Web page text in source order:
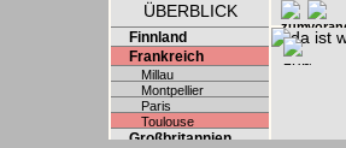
ÜBERBLICK
Finnland
Frankreich
Millau
Montpellier
Paris
Toulouse
Großbritannien